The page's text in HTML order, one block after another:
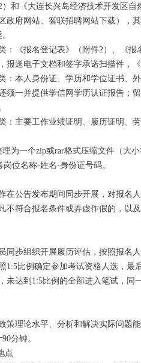
和《大连长兴岛经济技术开发区
政府网站、智联招聘网站下载），
《报名登记表》（附件2）、《报
报送电子文档和签字承诺扫描件，
本人身份证、学历和学位证书、外
须一并提供学信网学历认证报告；
主要工作业绩证明、履历证明、劳
一个zip或rar格式压缩文件（大小
位名称-姓名-身份证号码。
公告发布期间同步开展，对报名人
不符合报名条件或弄虚作假的，以
步组织开展履历评估，按照报名人
1:5比例确定参加考试资格人选，
未达到1:5比例的全部进入笔试，同
理论水平、分析和解决实际问题能
分钟。
点